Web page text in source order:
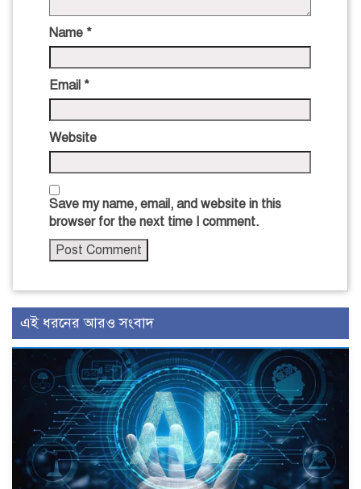
Name *
Email *
Website
Save my name, email, and website in this
browser for the next time I comment.
এই ধরনের আরও সংবাদ